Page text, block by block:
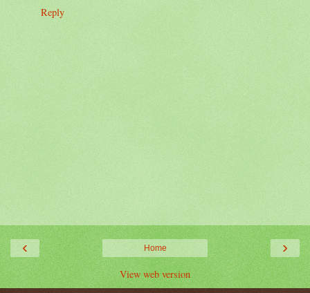
Reply
‹ ›
Home
View web version